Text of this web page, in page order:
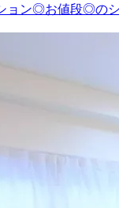
ョン◎お値段◎の